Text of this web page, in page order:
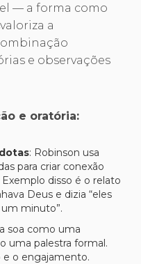
— a forma como
a
e observações
e oratória:
: Robinson usa
para criar conexão
disso é o relato
Deus e dizia “eles
minuto”.
soa como uma
uma palestra formal.
e o engajamento.